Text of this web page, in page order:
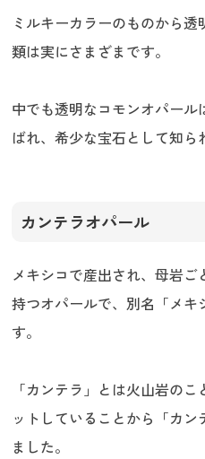
ミルキーカラーのものから
類は実にさまざまです。
中でも透明なコモンオパー
ばれ、希少な宝石として知ら
カンテラオパール
メキシコで産出され、母岩
持つオパールで、別名「メキ
す。
「カンテラ」とは火山岩の
ットしていることから「カ
ました。